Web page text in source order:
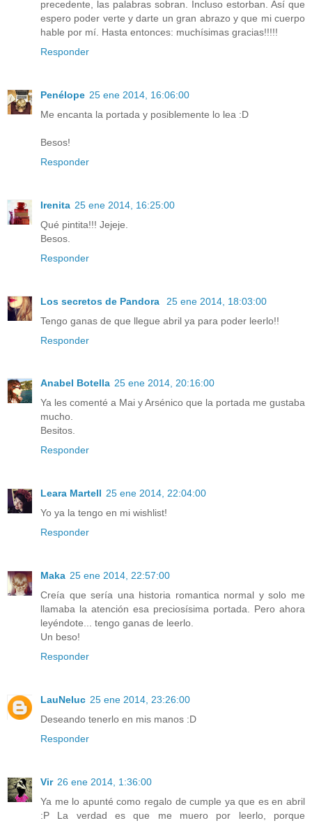
precedente, las palabras sobran. Incluso estorban. Así que
espero poder verte y darte un gran abrazo y que mi cuerpo
hable por mí. Hasta entonces: muchísimas gracias!!!!!
Responder
Penélope 25 ene 2014, 16:06:00
Me encanta la portada y posiblemente lo lea :D
Besos!
Responder
Irenita 25 ene 2014, 16:25:00
Qué pintita!!! Jejeje.
Besos.
Responder
Los secretos de Pandora
25 ene 2014, 18:03:00
Tengo ganas de que llegue abril ya para poder leerlo!!
Responder
Anabel Botella 25 ene 2014, 20:16:00
Ya les comenté a Mai y Arsénico que la portada me gustaba
mucho.
Besitos.
Responder
Leara Martell 25 ene 2014, 22:04:00
Yo ya la tengo en mi wishlist!
Responder
Maka 25 ene 2014, 22:57:00
Creía que sería una historia romantica normal y solo me
llamaba la atención esa preciosísima portada. Pero ahora
leyéndote... tengo ganas de leerlo.
Un beso!
Responder
LauNeluc 25 ene 2014, 23:26:00
Deseando tenerlo en mis manos :D
Responder
Vir 26 ene 2014, 1:36:00
Ya me lo apunté como regalo de cumple ya que es en abril
:P La verdad es que me muero por leerlo, porque